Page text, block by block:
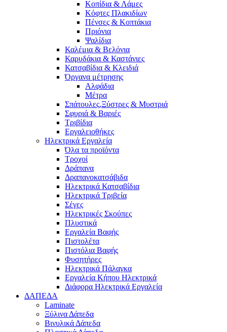
Κοπίδια & Λάμες
Κόφτες Πλακιδίων
Πένσες & Κοπτάκια
Πριόνια
Ψαλίδια
Καλέμια & Βελόνια
Καρυδάκια & Καστάνιες
Κατσαβίδια & Κλειδιά
Όργανα μέτρησης
Αλφάδια
Μέτρα
Σπάτουλες,Ξύστρες & Μυστριά
Σφυριά & Βαριές
Τριβίδια
Εργαλειοθήκες
Ηλεκτρικά Εργαλεία
Όλα τα προϊόντα
Τροχοί
Δράπανα
Δραπανοκατσάβιδα
Ηλεκτρικά Κατσαβίδια
Ηλεκτρικά Τριβεία
Σέγες
Ηλεκτρικές Σκούπες
Πλυστικά
Εργαλεία Βαφής
Πιστολέτα
Πιστόλια Βαφής
Φυσητήρες
Ηλεκτρικά Πάλαγκα
Εργαλεία Κήπου Ηλεκτρικά
Διάφορα Ηλεκτρικά Εργαλεία
ΔΑΠΕΔΑ
Laminate
Ξύλινα Δάπεδα
Βινυλικά Δάπεδα